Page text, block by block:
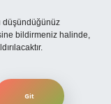
düşündüğünüz
bildirmeniz halinde,